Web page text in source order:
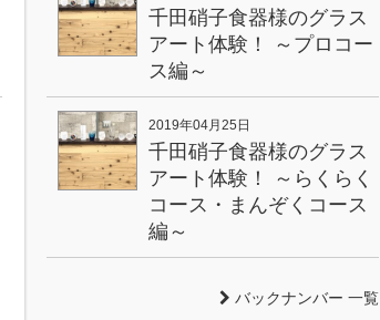
千田硝子食器様のグラス
アート体験！ ～プロコー
ス編～
2019年04月25日
千田硝子食器様のグラス
アート体験！ ～らくらく
コース・まんぞくコース
編～
バックナンバー 一覧